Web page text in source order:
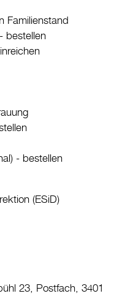
Familienstand
bestellen
- bestellen
(ESiD)
23, Postfach, 3401